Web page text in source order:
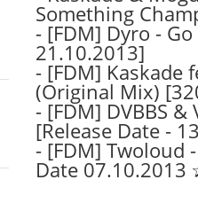
Something
- [FDM] Dyro -
21.10.2013]
- [FDM] Kaskade
(Original Mix)
- [FDM] DVBBS
[Release Date -
- [FDM] Twoloud
Date 07.10.2013